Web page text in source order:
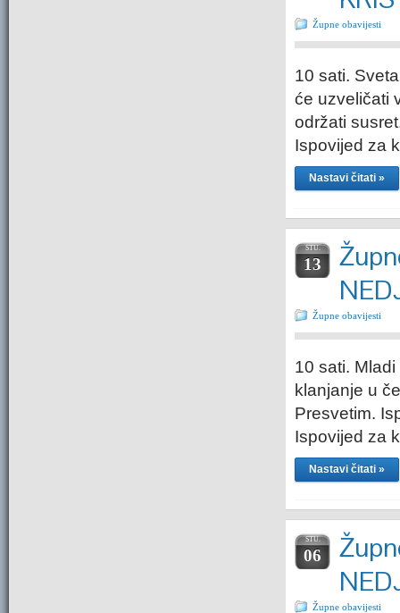
Župne obavijesti
10 sati.
će uzveličati
održati
Ispovijed za
Nastavi čitati »
STU.
13
Župne obavijesti
10 sati.
klanjanje u
Presvetim.
Ispovijed za
Nastavi čitati »
STU.
06
Župne obavijesti